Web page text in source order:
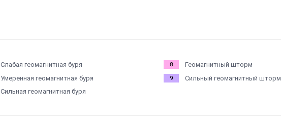
Слабая геомагнитная буря
Умеренная геомагнитная буря
Сильная геомагнитная буря
8 Геомагнитный шторм
9 Сильный геомагнитный шторм